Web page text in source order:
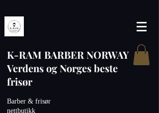
K-RAM BARBER NORWAY
Verdens og Norges beste
frisør
Barber & frisør
nettbutikk